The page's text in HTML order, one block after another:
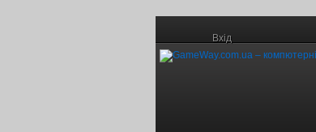
Вхід